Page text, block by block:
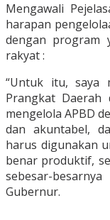
Mengawali
harapan
dengan program
rakyat :
“Untuk itu, saya
Prangkat Daerah
mengelola APBD
dan akuntabel,
harus digunakan
benar produktif,
sebesar-
Gubernur.